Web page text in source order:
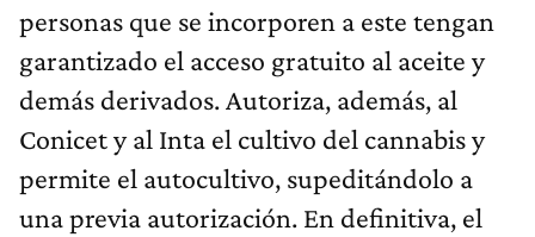
personas que se incorporen a este tengan
garantizado el acceso gratuito al aceite y
demás derivados. Autoriza, además, al
Conicet y al Inta el cultivo del cannabis y
permite el autocultivo, supeditándolo a
una previa autorización. En definitiva, el